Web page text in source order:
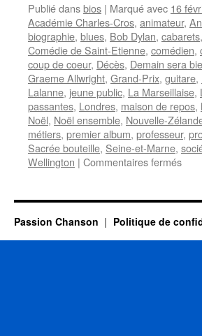
Publié dansbios | Marqué avec 16
Académie Charles-Cros, animateur,
biographie, blues, Bob Dylan, cabarets,
Comédie de Saint-Etienne, comédien,
coup de coeur, Décès, Demain sera
Graeme Allwright, Grand-Prix, guitare,
Lalanne, jeune public, La Marseillaise,
passantes, Londres, maison de repos,
Noël, Noël ensemble, Nouvelle-
métiers, premier album, professeur,
Sacrée bouteille, Seine-et-Marne,
Wellington | Commentaires ferméssur
Passion Chanson Politique de